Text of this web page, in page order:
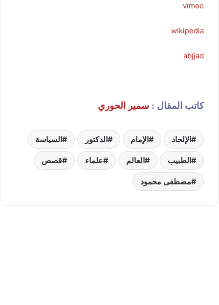
vimeo
wikipedia
abjjad
كاتب المقال : سمير الحوري
الإلحاد الإمام الدكتور السياسة
الطبيب العالم علماء قصص
مصطفى محمود